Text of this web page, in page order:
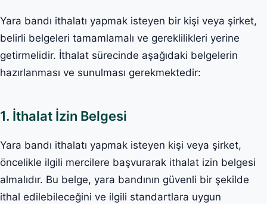
Yara bandı ithalatı yapmak isteyen bir kişi veya şirket,
belirli belgeleri tamamlamalı ve gereklilikleri yerine
getirmelidir. İthalat sürecinde aşağıdaki belgelerin
hazırlanması ve sunulması gerekmektedir:
1. İthalat İzin Belgesi
Yara bandı ithalatı yapmak isteyen kişi veya şirket,
öncelikle ilgili mercilere başvurarak ithalat izin belgesi
almalıdır. Bu belge, yara bandının güvenli bir şekilde
ithal edilebileceğini ve ilgili standartlara uygun